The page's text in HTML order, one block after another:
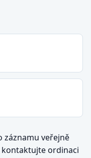
záznamu veřejně
ordinaci